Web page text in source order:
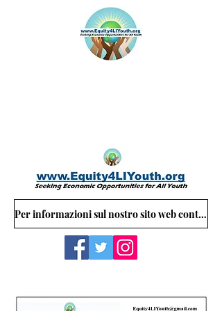
Per informazioni sul nostro sito web contattare: Equity4LIYouth@gmail.com